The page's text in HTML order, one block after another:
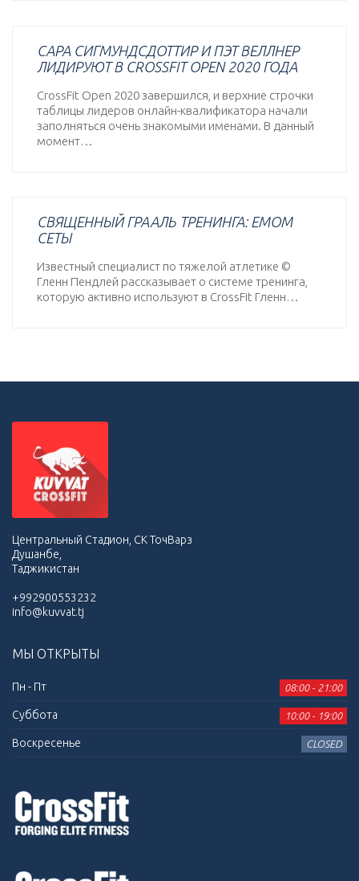
САРА СИГМУНДСДОТТИР И ПЭТ ВЕЛЛНЕР
ЛИДИРУЮТ В CROSSFIT OPEN 2020 ГОДА
CrossFit Open 2020 завершился, и верхние строчки
таблицы лидеров онлайн-квалификатора начали
заполняться очень знакомыми именами. В данный
момент…
СВЯЩЕННЫЙ ГРААЛЬ ТРЕНИНГА: EMOM
СЕТЫ
Известный специалист по тяжелой атлетике ©
Гленн Пендлей рассказывает о системе тренинга,
которую активно используют в CrossFit Гленн…
Центральный Стадион, СК ТочВарз
Душанбе,
Таджикистан
+992900553232
info@kuvvat.tj
МЫ ОТКРЫТЫ
Пн - Пт 08:00 - 21:00
Суббота 10:00 - 19:00
Воскресенье CLOSED